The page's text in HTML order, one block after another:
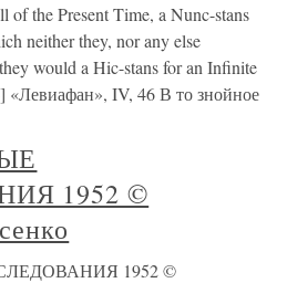
of the Present Time, a Nunc-stans
neither they, nor any else
would a Hic-stans for an Infinite
«Левиафан», IV, 46 В то знойное
1952 ©
1952 ©